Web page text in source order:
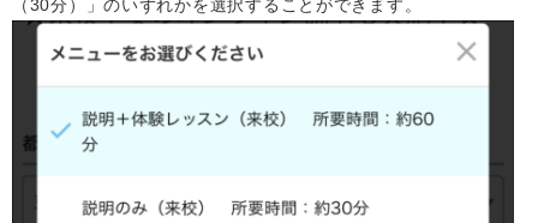
（30分）」のいずれかを選択することができます。